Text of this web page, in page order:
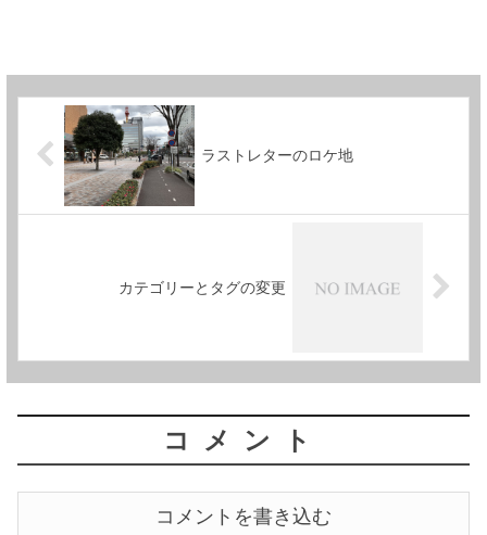
ラストレターのロケ地
カテゴリーとタグの変更
コメント
コメントを書き込む